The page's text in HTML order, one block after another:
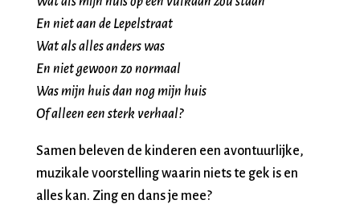
En niet aan de Lepelstraat
Wat als alles anders was
En niet gewoon zo normaal
Was mijn huis dan nog mijn huis
Of alleen een sterk verhaal?
Samen beleven de kinderen een avontuurlijke,
muzikale voorstelling waarin niets te gek is en
alles kan. Zing en dans je mee?